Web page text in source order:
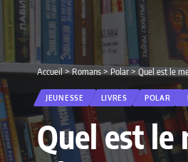
Accueil>Romans > Polar > Quel est le
JEUNESSE LIVRES POLAR
Quel est le